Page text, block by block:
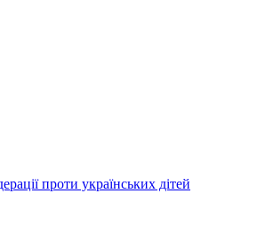
проти українських дітей